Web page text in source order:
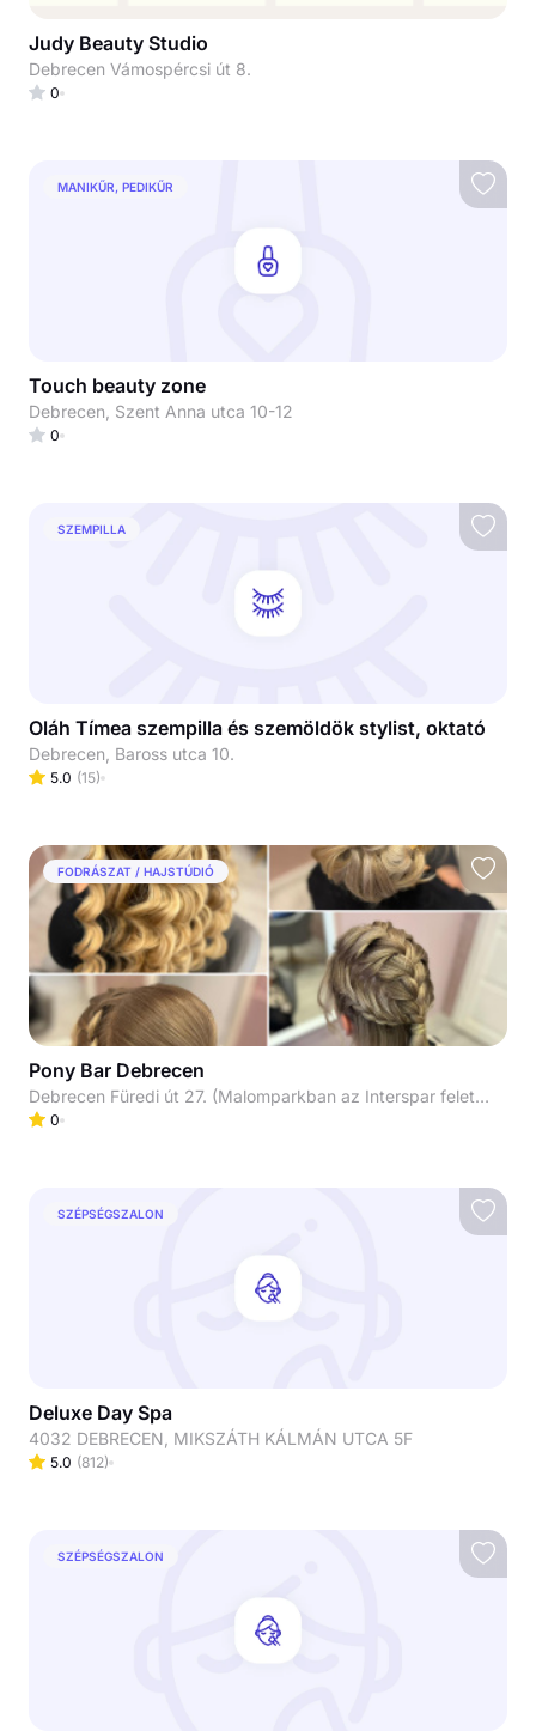
Judy Beauty Studio
Debrecen Vámospércsi út 8.
0
MANIKŰR, PEDIKŰR
Touch beauty zone
Debrecen, Szent Anna utca 10-12
0
SZEMPILLA
Oláh Tímea szempilla és szemöldök stylist, oktató
Debrecen, Baross utca 10.
5.0 (15)
FODRÁSZAT / HAJSTÚDIÓ
Pony Bar Debrecen
Debrecen Füredi út 27. (Malomparkban az Interspar felett az emeleten)
0
SZÉPSÉGSZALON
Deluxe Day Spa
4032 DEBRECEN, MIKSZÁTH KÁLMÁN UTCA 5F
5.0 (812)
SZÉPSÉGSZALON